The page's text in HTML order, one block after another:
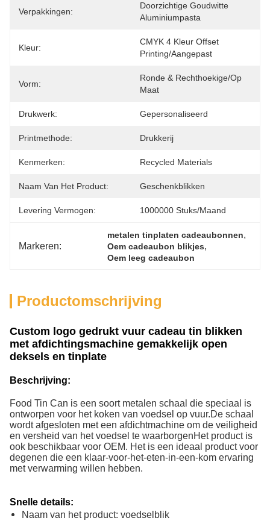
Verpakkingen:
Doorzichtige Goudwitte
Aluminiumpasta
Kleur:
CMYK 4 Kleur Offset
Printing/Aangepast
Vorm:
Ronde & Rechthoekige/op
Maat
Drukwerk: Gepersonaliseerd
Printmethode: Drukkerij
Kenmerken: Recycled Materials
Naam Van Het Product: Geschenkblikken
Levering Vermogen: 1000000 Stuks/maand
Markeren:
metalen tinplaten cadeaubonnen,
Oem cadeaubon blikjes,
Oem leeg cadeaubon
Productomschrijving
Custom logo gedrukt vuur cadeau tin blikken
met afdichtingsmachine gemakkelijk open
deksels en tinplate
Beschrijving:
Food Tin Can is een soort metalen schaal die speciaal is
ontworpen voor het koken van voedsel op vuur.De schaal
wordt afgesloten met een afdichtmachine om de veiligheid
en versheid van het voedsel te waarborgenHet product is
ook beschikbaar voor OEM. Het is een ideaal product voor
degenen die een klaar-voor-het-eten-in-een-kom ervaring
met verwarming willen hebben.
Snelle details:
Naam van het product: voedselblik